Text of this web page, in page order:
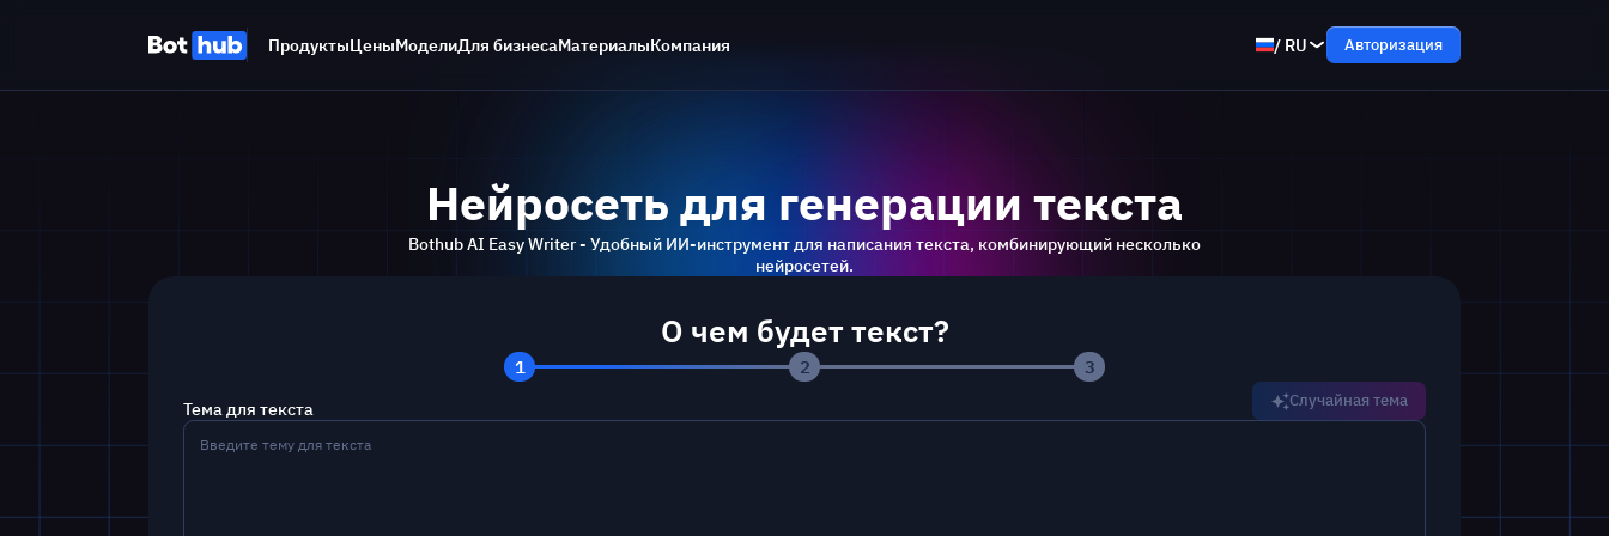
ПродуктыЦеныМоделиДля бизнесаМатериалыКомпания / RU Авторизация
Нейросеть для генерации текста
Bothub AI Easy Writer - Удобный ИИ-инструмент для написания текста, комбинирующий неcколько
нейросетей.
О чем будет текст?
1 2 3
Тема для текста Случайная тема
800 - 2000 Слов